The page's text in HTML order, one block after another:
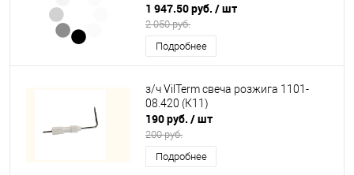
1 947.50 руб. / шт
2 050 руб.
Подробнее
з/ч VilTerm свеча розжига 1101-
08.420 (К11)
190 руб. / шт
200 руб.
Подробнее